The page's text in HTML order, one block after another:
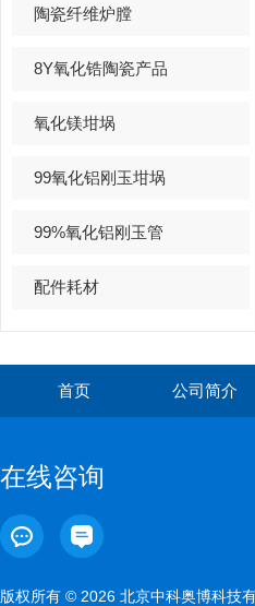
陶瓷纤维炉膛
8Y氧化锆陶瓷产品
氧化镁坩埚
99氧化铝刚玉坩埚
99%氧化铝刚玉管
配件耗材
首页 公司简介
在线咨询
版权所有 © 2026 北京中科奥博科技